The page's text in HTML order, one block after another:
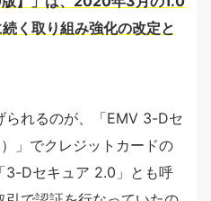
く取り組み強化の改定と
られるのが、「EMV 3-Dセ
」でクレジットカードの
3-Dセキュア 2.0」とも呼